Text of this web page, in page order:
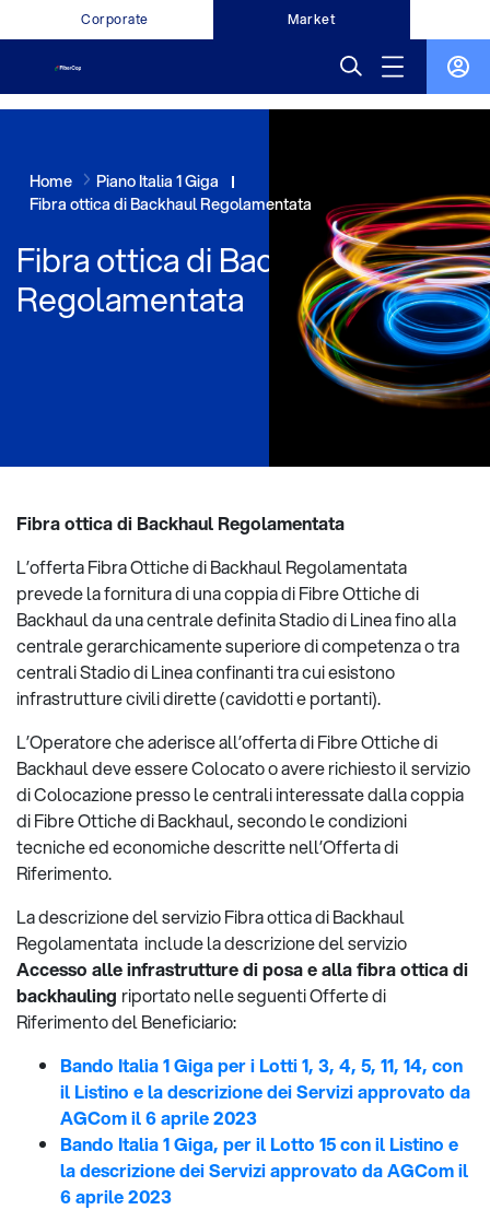
Corporate Market
Home
Piano Italia 1 Giga
Fibra ottica di Backhaul Regolamentata
Fibra ottica di Backhaul
Regolamentata
Fibra ottica di Backhaul Regolamentata
L’offerta Fibra Ottiche di Backhaul Regolamentata
prevede la fornitura di una coppia di Fibre Ottiche di
Backhaul da una centrale definita Stadio di Linea fino alla
centrale gerarchicamente superiore di competenza o tra
centrali Stadio di Linea confinanti tra cui esistono
infrastrutture civili dirette (cavidotti e portanti).
L’Operatore che aderisce all’offerta di Fibre Ottiche di
Backhaul deve essere Colocato o avere richiesto il servizio
di Colocazione presso le centrali interessate dalla coppia
di Fibre Ottiche di Backhaul, secondo le condizioni
tecniche ed economiche descritte nell’Offerta di
Riferimento.
La descrizione del servizio Fibra ottica di Backhaul
Regolamentata include la descrizione del servizio
Accesso alle infrastrutture di posa e alla fibra ottica di
backhauling riportato nelle seguenti Offerte di
Riferimento del Beneficiario:
Bando Italia 1 Giga per i Lotti 1, 3, 4, 5, 11, 14, con
il Listino e la descrizione dei Servizi approvato da
AGCom il 6 aprile 2023
Bando Italia 1 Giga, per il Lotto 15 con il Listino e
la descrizione dei Servizi approvato da AGCom il
6 aprile 2023